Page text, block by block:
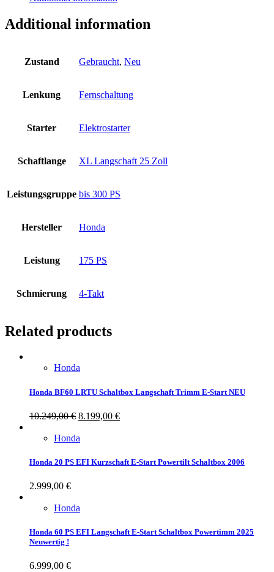
Additional information
Zustand Gebraucht, Neu
Lenkung Fernschaltung
Starter Elektrostarter
Schaftlange XL Langschaft 25 Zoll
Leistungsgruppe bis 300 PS
Hersteller Honda
Leistung 175 PS
Schmierung 4-Takt
Related products
Honda
Honda BF60 LRTU Schaltbox Langschaft Trimm E-Start NEU
10.249,00€ 8.199,00 €
Honda
Honda 20 PS EFI Kurzschaft E-Start Powertilt Schaltbox 2006
2.999,00 €
Honda
Honda 60 PS EFI Langschaft E-Start Schaltbox Powertimm 2025
Neuwertig !
6.999,00 €